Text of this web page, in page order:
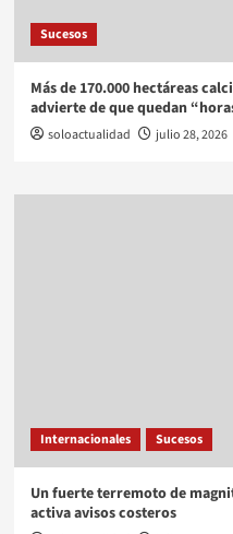
Sucesos
Más de 170.000 hectáreas
advierte de que quedan
soloactualidad julio 28, 2026
Internacionales Sucesos
Un fuerte terremoto de
activa avisos costeros